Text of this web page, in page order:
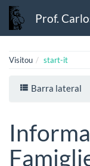
Prof.
Visitou start-it
Barra lateral